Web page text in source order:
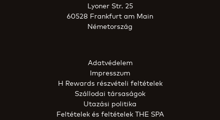
Lyoner Str. 25
60528 Frankfurt am Main
Németország
Adatvédelem
Impresszum
H Rewards részvételi feltételek
Szállodai társaságok
Utazási politika
Feltételek és feltételek THE SPA